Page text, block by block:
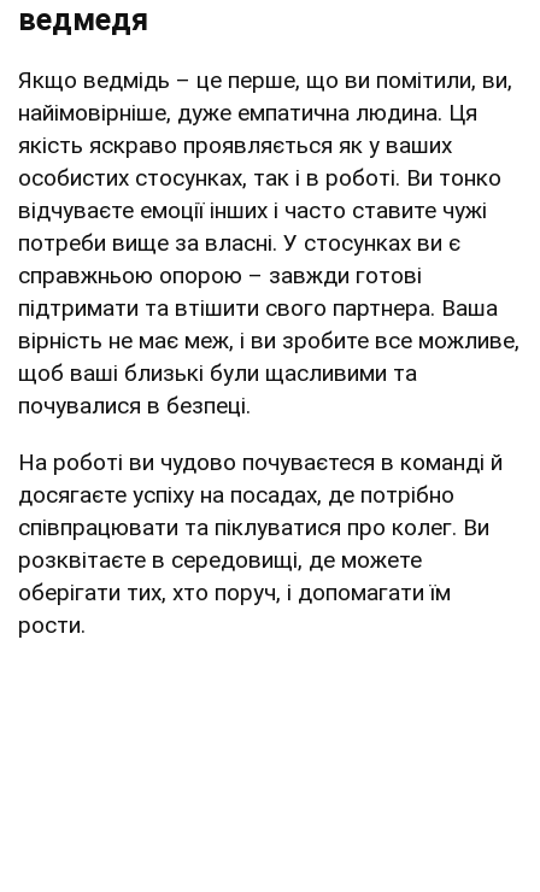
ведмедя
Якщо ведмідь – це перше, що ви помітили, ви,
найімовірніше, дуже емпатична людина. Ця
якість яскраво проявляється як у ваших
особистих стосунках, так і в роботі. Ви тонко
відчуваєте емоції інших і часто ставите чужі
потреби вище за власні. У стосунках ви є
справжньою опорою – завжди готові
підтримати та втішити свого партнера. Ваша
вірність не має меж, і ви зробите все можливе,
щоб ваші близькі були щасливими та
почувалися в безпеці.
На роботі ви чудово почуваєтеся в команді й
досягаєте успіху на посадах, де потрібно
співпрацювати та піклуватися про колег. Ви
розквітаєте в середовищі, де можете
оберігати тих, хто поруч, і допомагати їм
рости.